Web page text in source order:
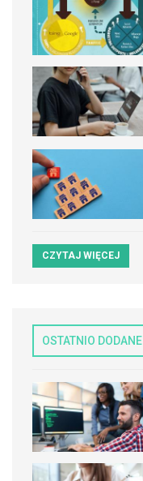
CZYTAJ WIĘCEJ
OSTATNIO DODANE